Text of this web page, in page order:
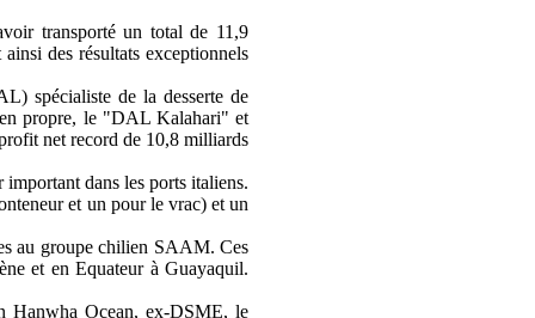
transporté un total de 11,9
des résultats exceptionnels
spécialiste de la desserte de
propre, le "DAL Kalahari" et
net record de 10,8 milliards
dans les ports italiens.
et un pour le vrac) et un
au groupe chilien SAAM. Ces
et en Equateur à Guayaquil.
Hanwha Ocean, ex-DSME, le